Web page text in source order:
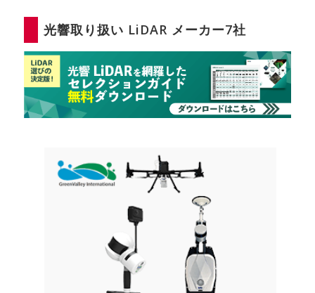
光響取り扱い LiDAR メーカー7社